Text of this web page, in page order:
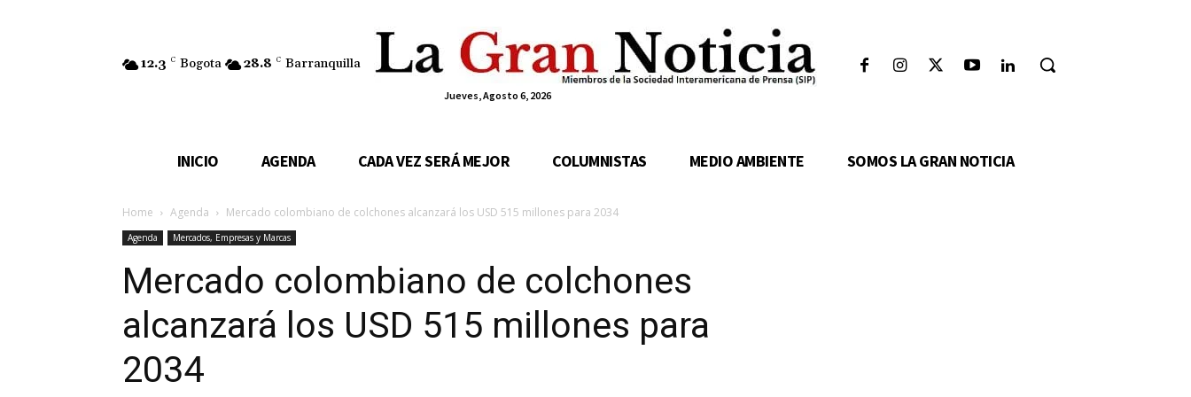
12.3 C Bogota 28.8 C Barranquilla
Jueves, Agosto 6, 2026
INICIO AGENDA CADA VEZ SERÁ MEJOR COLUMNISTAS MEDIO AMBIENTE SOMOS LA GRAN NOTICIA
Home Agenda Mercado colombiano de colchones alcanzará los USD 515 millones para 2034
Agenda Mercados, Empresas y Marcas
Mercado colombiano de colchones
alcanzará los USD 515 millones para
2034